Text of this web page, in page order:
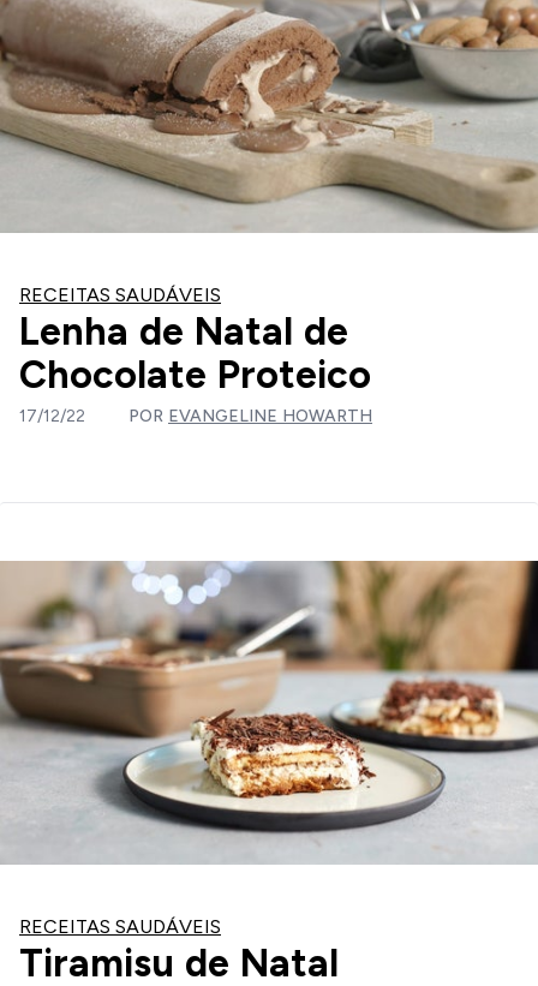
RECEITAS SAUDÁVEIS
Lenha de Natal de
Chocolate Proteico
17/12/22 POR EVANGELINE HOWARTH
RECEITAS SAUDÁVEIS
Tiramisu de Natal